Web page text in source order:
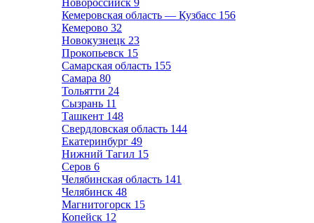
Новороссийск 9
Кемеровская область — Кузбасс 156
Кемерово 32
Новокузнецк 23
Прокопьевск 15
Самарская область 155
Самара 80
Тольятти 24
Сызрань 11
Ташкент 148
Свердловская область 144
Екатеринбург 49
Нижний Тагил 15
Серов 6
Челябинская область 141
Челябинск 48
Магнитогорск 15
Копейск 12